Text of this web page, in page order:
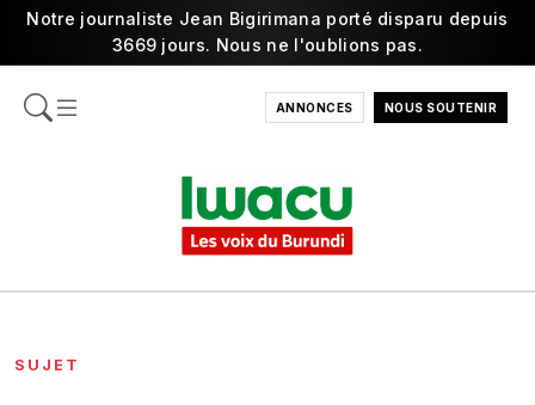
Notre journaliste Jean Bigirimana porté disparu depuis
3669 jours. Nous ne l'oublions pas.
ANNONCES NOUS SOUTENIR
SUJET